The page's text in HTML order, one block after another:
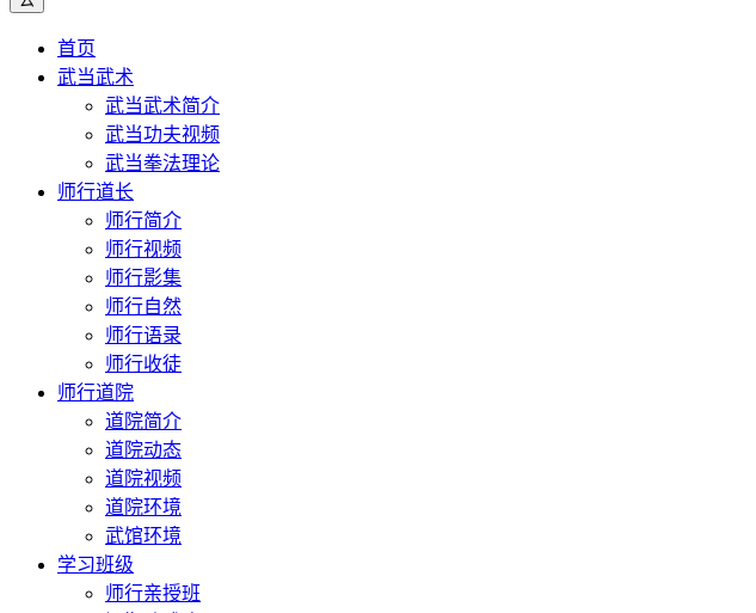
首页
武当武术
武当武术简介
武当功夫视频
武当拳法理论
师行道长
师行简介
师行视频
师行影集
师行自然
师行语录
师行收徒
师行道院
道院简介
道院动态
道院视频
道院环境
武馆环境
学习班级
师行亲授班